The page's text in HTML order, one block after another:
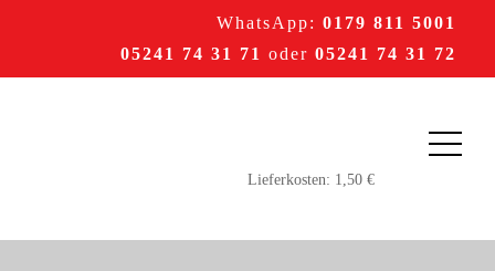
WhatsApp: 0179 811 5001
05241 74 31 71 oder 05241 74 31 72